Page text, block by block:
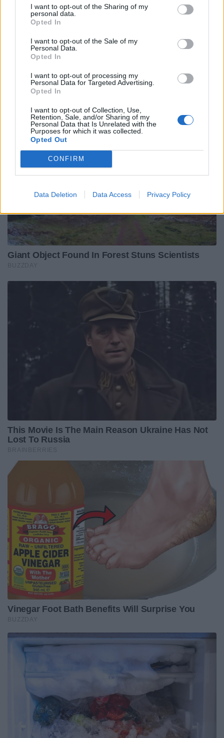
I want to opt-out of the Sharing of my
personal data.
Opted In
I want to opt-out of the Sale of my
Personal Data.
Opted In
I want to opt-out of processing my
Personal Data for Targeted Advertising.
Opted In
I want to opt-out of Collection, Use,
Retention, Sale, and/or Sharing of my
Personal Data that Is Unrelated with the
Purposes for which it was collected.
Opted Out
CONFIRM
Data Deletion Data Access Privacy Policy
Martedì 22 luglio:Lions v Melbourne Rebels
Marvel Stadium, Melbourne
Sabato 26 luglio:Lions v Australia
secondo
test, Melbourne Cricket Ground
Sabato 2 agosto:Lions v Australia
terzo test,
Accor Stadium, Sydney